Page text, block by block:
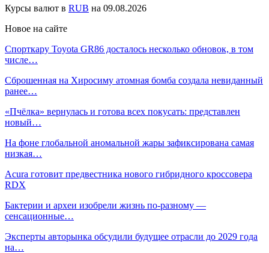
Курсы валют в RUB на 09.08.2026
Новое на сайте
Спорткару Toyota GR86 досталось несколько обновок, в том
числе…
Сброшенная на Хиросиму атомная бомба создала невиданный
ранее…
«Пчёлка» вернулась и готова всех покусать: представлен
новый…
На фоне глобальной аномальной жары зафиксирована самая
низкая…
Acura готовит предвестника нового гибридного кроссовера
RDX
Бактерии и археи изобрели жизнь по-разному —
сенсационные…
Эксперты авторынка обсудили будущее отрасли до 2029 года
на…